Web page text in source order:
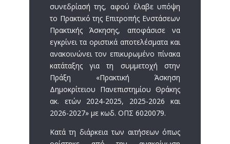
συνεδρίασή της, αφού έλαβε υπόψη
το Πρακτικό της Επιτροπής Ενστάσεων
Πρακτικής Άσκησης, αποφάσισε να
εγκρίνει τα οριστικά αποτελέσματα και
ανακοινώνει τον επικυρωμένο πίνακα
κατάταξης για τη συμμετοχή στην
Πράξη «Πρακτική Άσκηση
Δημοκρίτειου Πανεπιστημίου Θράκης
ακ. ετών 2024-2025, 2025-2026 και
2026-2027» με κωδ. ΟΠΣ 6020079.
Κατά τη διάρκεια των αιτήσεων όπως